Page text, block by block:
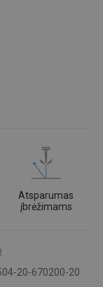
Atsparumas
įbrėžimams
20-670200-20